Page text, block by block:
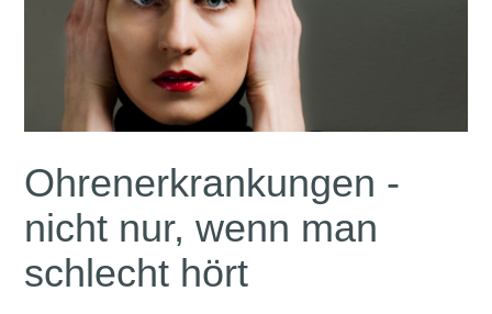
Ohrenerkrankungen -
nicht nur, wenn man
schlecht hört